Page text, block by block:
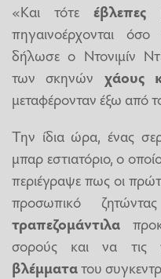
«Και τότε
πηγαινοέρχονται
δήλωσε ο Ντονιμίν
των σκηνών χάους
μεταφέρονταν έξω από
Την ίδια ώρα, ένας
μπαρ εστιατόριο, ο
περιέγραψε πως οι
προσωπικό
τραπεζομάντιλα
σορούς και να τις
βλέμματατου